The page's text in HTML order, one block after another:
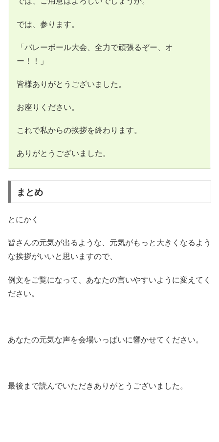
では、参ります。
「バレーボール大会、全力で頑張るぞー、オ
ー！！」
皆様ありがとうございました。
お座りください。
これで私からの挨拶を終わります。
ありがとうございました。
まとめ
とにかく
皆さんの元気が出るような、元気がもっと大きくなるよう
な挨拶がいいと思いますので、
例文をご覧になって、あなたの言いやすいように変えてく
ださい。
あなたの元気な声を会場いっぱいに響かせてください。
最後まで読んでいただきありがとうございました。